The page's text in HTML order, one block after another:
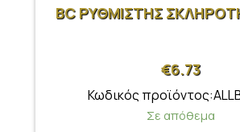
BC ΡΥΘΜΙΣΤΗΣ
€6.73
Κωδικός
Σε απόθεμα